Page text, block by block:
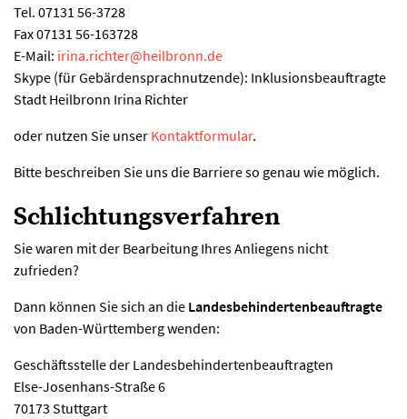
Tel. 07131 56-3728
Fax 07131 56-163728
E-Mail: irina.richter@heilbronn.de
Skype (für Gebärdensprachnutzende): Inklusionsbeauftragte
Stadt Heilbronn Irina Richter
oder nutzen Sie unser Kontaktformular.
Bitte beschreiben Sie uns die Barriere so genau wie möglich.
Schlichtungsverfahren
Sie waren mit der Bearbeitung Ihres Anliegens nicht
zufrieden?
Dann können Sie sich an die Landesbehindertenbeauftragte
von Baden-Württemberg wenden:
Geschäftsstelle der Landesbehindertenbeauftragten
Else-Josenhans-Straße 6
70173 Stuttgart